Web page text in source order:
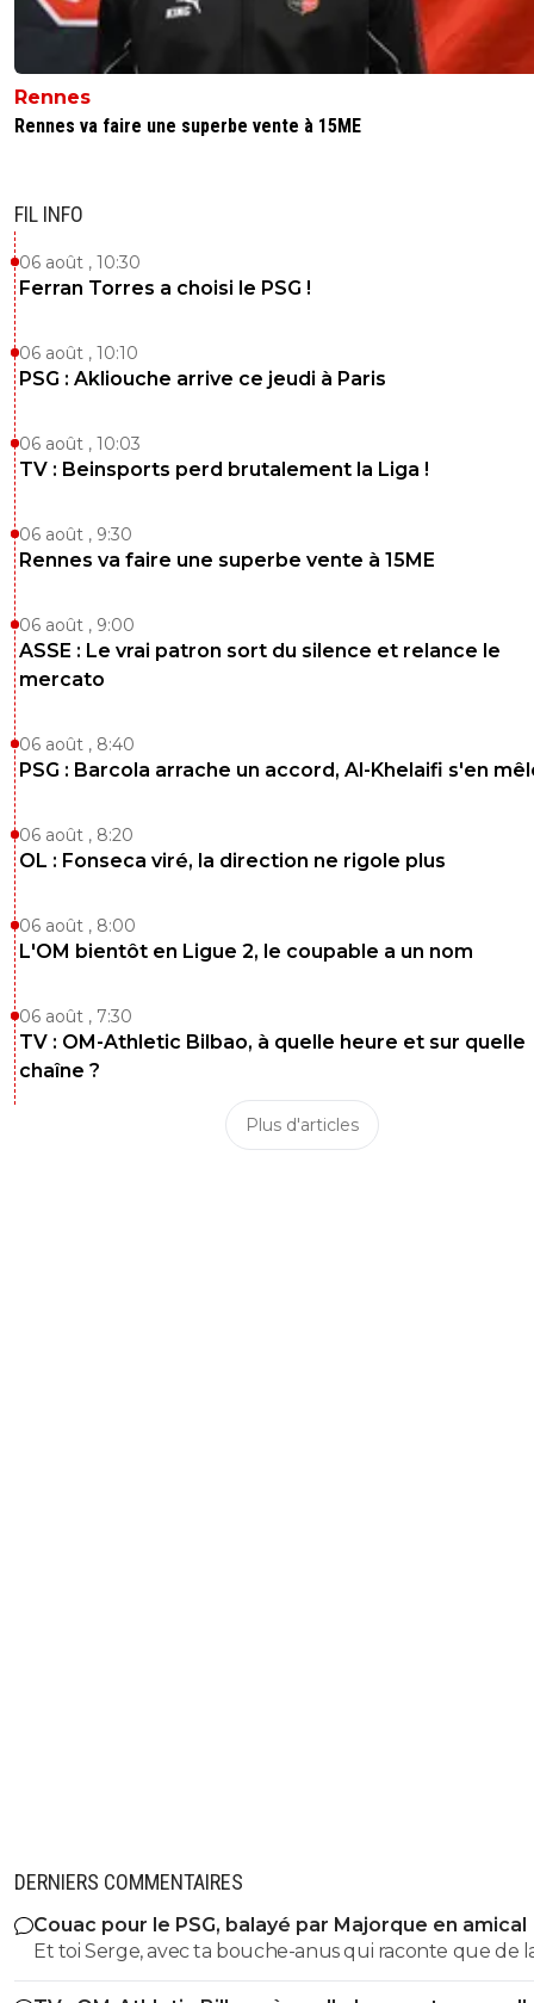
Rennes
Rennes va faire une superbe vente à 15ME
FIL INFO
06 août , 10:30
Ferran Torres a choisi le PSG !
06 août , 10:10
PSG : Akliouche arrive ce jeudi à Paris
06 août , 10:03
TV : Beinsports perd brutalement la Liga !
06 août , 9:30
Rennes va faire une superbe vente à 15ME
06 août , 9:00
ASSE : Le vrai patron sort du silence et relance le
mercato
06 août , 8:40
PSG : Barcola arrache un accord, Al-Khelaifi s'en
06 août , 8:20
OL : Fonseca viré, la direction ne rigole plus
06 août , 8:00
L'OM bientôt en Ligue 2, le coupable a un nom
06 août , 7:30
TV : OM-Athletic Bilbao, à quelle heure et sur quelle
chaîne ?
Plus d'articles
DERNIERS COMMENTAIRES
Couac pour le PSG, balayé par Majorque en amical
Et toi Serge, avec ta bouche-anus qui raconte que de
merde, tu te permets de traiter les gens de fouine 😂